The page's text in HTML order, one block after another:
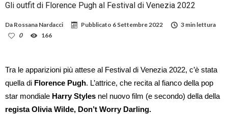
Gli outfit di Florence Pugh al Festival di Venezia 2022
Da Rossana Nardacci Pubblicato 6 Settembre 2022
3 min lettura
0
166
Tra le apparizioni più attese al Festival di Venezia 2022, c’è stata
quella di Florence Pugh. L’attrice, che recita al fianco della pop
star mondiale Harry Styles nel nuovo film (e secondo) della della
regista Olivia Wilde, Don’t Worry Darling.